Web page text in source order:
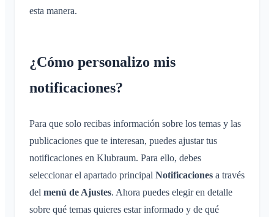
esta manera.
¿Cómo personalizo mis
notificaciones?
Para que solo recibas información sobre los temas y las
publicaciones que te interesan, puedes ajustar tus
notificaciones en Klubraum. Para ello, debes
seleccionar el apartado principal Notificaciones a través
del menú de Ajustes. Ahora puedes elegir en detalle
sobre qué temas quieres estar informado y de qué